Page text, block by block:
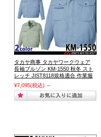
タカヤ商事 タカヤワークウェア
長袖ブルゾン KM-1550 秋冬 スト
レッチ JIST8118規格適合 作業服
¥7,095(税込) ～